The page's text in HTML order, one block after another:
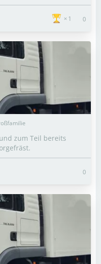
1 0
zum Teil bereits
0